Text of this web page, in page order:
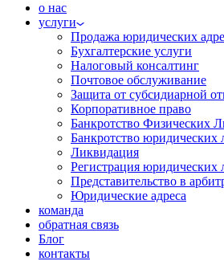
о нас
услуги
Продажа юридических
Бухгалтерские услуги
Налоговый консалтинг
Почтовое обслуживание
Защита от субсидиарной
Корпоративное право
Банкротство Физических
Банкротство юридических
Ликвидация
Регистрация юридических
Представительство в
Юридические адреса
команда
обратная связь
Блог
контакты